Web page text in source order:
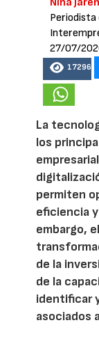
Nina
Periodista
27/07/
17296
La
los
permiten
eficiencia
embargo,
de la
de la
identificar
asociados